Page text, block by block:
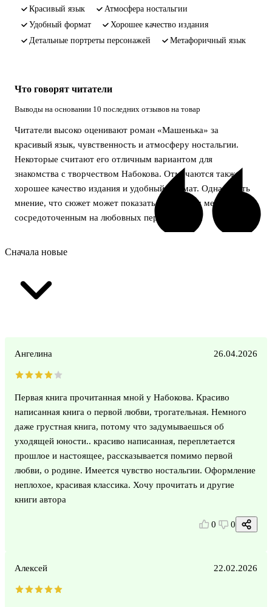
красивый язык
атмосфера ностальгии
удобный формат
хорошее качество издания
детальные портреты персонажей
метафоричный язык
Что говорят читатели
Выводы на основании 10 последних отзывов на товар
Читатели высоко оценивают роман «Машенька» за
красивый язык, чувственность и атмосферу ностальгии.
Некоторые считают его отличным вариантом для
знакомства с творчеством Набокова. Отмечаются также
хорошее качество издания и удобный формат. Однако есть
мнение, что сюжет может показаться слишком медленным и
сосредоточенным на любовных переживаниях.
Сначала новые
Ангелина 26.04.2026
Первая книга прочитанная мной у Набокова. Красиво
написанная книга о первой любви, трогательная. Немного
даже грустная книга, потому что задумываешься об
уходящей юности.. красиво написанная, переплетается
прошлое и настоящее, рассказывается помимо первой
любви, о родине. Имеется чувство ностальгии. Оформление
неплохое, красивая классика. Хочу прочитать и другие
книги автора
0 0
Алексей 22.02.2026